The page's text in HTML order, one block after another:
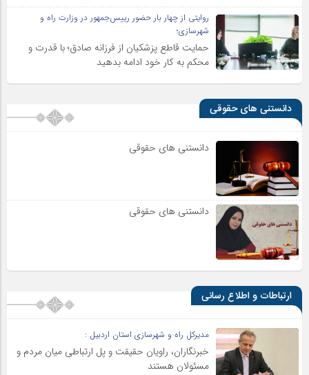
روایتی از چهار بار حضور رییس‌جمهور در وزارت راه و
شهرسازی؛
حمایت قاطع پزشکیان از فرزانه صادق؛ با قدرت و
محکم به کار خود ادامه بدهید
دانستنی های حقوقی
دانستنی های حقوقی
دانستنی های حقوقی
ارتباطات و اطلاع رسانی
مدیرکل راه و شهرسازی استان اردبیل :
خبرنگاران، راویان حقیقت و پل ارتباطی میان مردم و
مسئولان هستند